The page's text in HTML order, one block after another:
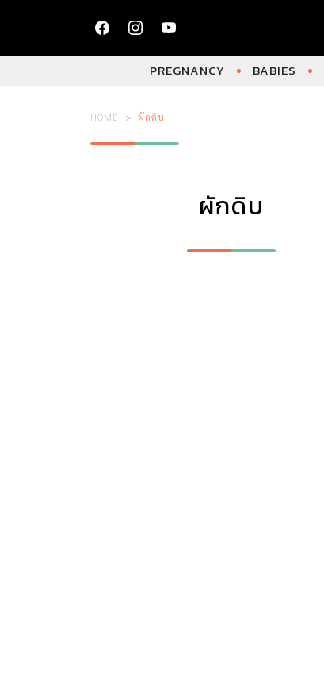
PREGNANCY BABIES
HOME ผักดิบ
ผักดิบ